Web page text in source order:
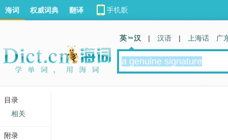
海词 权威词典 翻译
英 汉 | 汉语 | 上海话 广
目录
相关
附录